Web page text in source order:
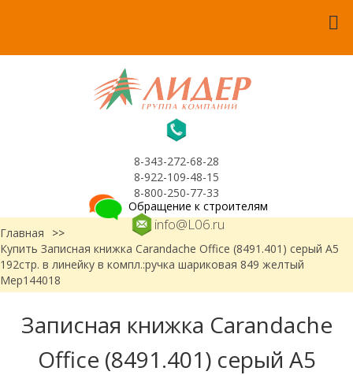
8-343-272-68-28
8-922-109-48-15
8-800-250-77-33
info@L06.ru
Обращение к строителям
Главная
>>
Купить Записная книжка Carandache Office (8491.401) серый A5
192стр. в линейку в компл.:ручка шариковая 849 желтый
Мер144018
Записная книжка Carandache
Office (8491.401) серый A5